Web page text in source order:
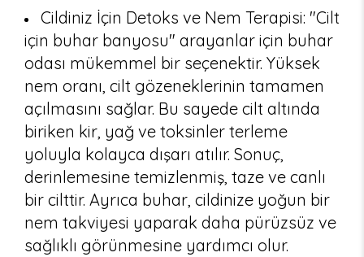
Cildiniz İçin Detoks ve Nem Terapisi: "Cilt
için buhar banyosu" arayanlar için buhar
odası mükemmel bir seçenektir. Yüksek
nem oranı, cilt gözeneklerinin tamamen
açılmasını sağlar. Bu sayede cilt altında
biriken kir, yağ ve toksinler terleme
yoluyla kolayca dışarı atılır. Sonuç,
derinlemesine temizlenmiş, taze ve canlı
bir cilttir. Ayrıca buhar, cildinize yoğun bir
nem takviyesi yaparak daha pürüzsüz ve
sağlıklı görünmesine yardımcı olur.